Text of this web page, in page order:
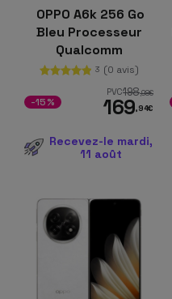
OPPO A6k 256 Go
Bleu Processeur
Qualcomm
Snapdragon 685 4
Go de RAM
Appareils photo 50
3 (0 avis)
PVC198,98€
169,94€
-15%
Recevez-le mardi,
11 août